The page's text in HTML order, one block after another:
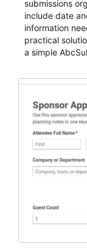
submissions
include date
information
practical
a simple